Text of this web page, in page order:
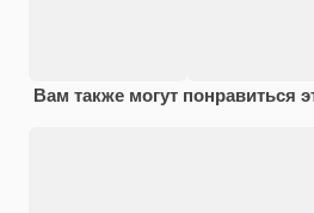
Вам также могут понравиться